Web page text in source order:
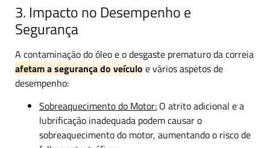
3. Impacto no Desempenho e
Segurança
A contaminação do óleo e o desgaste prematuro da correia
afetam a segurança do veículo e vários aspetos de
desempenho:
Sobreaquecimento do Motor: O atrito adicional e a
lubrificação inadequada podem causar o
sobreaquecimento do motor, aumentando o risco de